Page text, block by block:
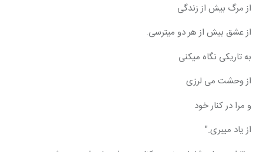
از مرگ بیش از زندگی
از عشق بیش از هر دو میترسی.
به تاریکی نگاه میکنی
از وحشت می لرزی
و مرا در کنار خود
از یاد میبری."